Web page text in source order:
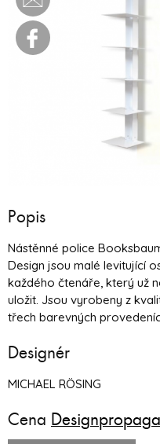
Popis
Nástěnné police
Design jsou malé levitující
každého čtenáře, který už
uložit. Jsou vyrobeny z
třech barevných
Designér
MICHAEL RÖSING
Cena